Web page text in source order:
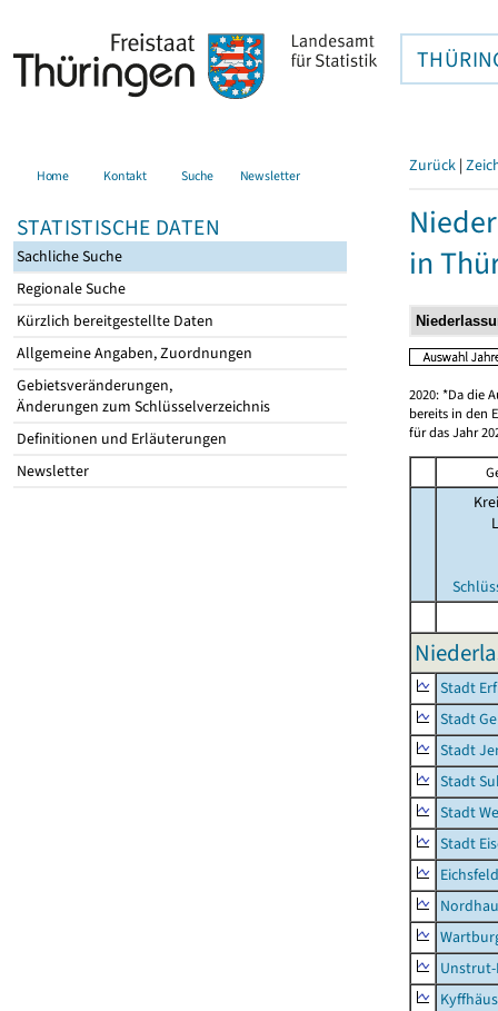
Home Kontakt Suche Newsletter
STATISTISCHE DATEN
Sachliche Suche
Regionale Suche
Kürzlich bereitgestellte Daten
Allgemeine Angaben, Zuordnungen
Gebietsveränderungen,
Änderungen zum Schlüsselverzeichnis
Definitionen und Erläuterungen
Newsletter
Zurück |
in
2020: *Da die
bereits in den
für das Jahr
Stadt
Stadt
Stadt
Stadt
Stadt
Stadt
Eichsfeld